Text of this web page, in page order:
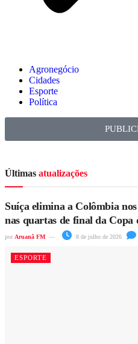
Agronegócio
Cidades
Esporte
Política
Últimas atualizações
Suíça elimina a Colômbia
nas quartas de final da Copa
por Aruanã FM 8 de julho de 2026
ESPORTE